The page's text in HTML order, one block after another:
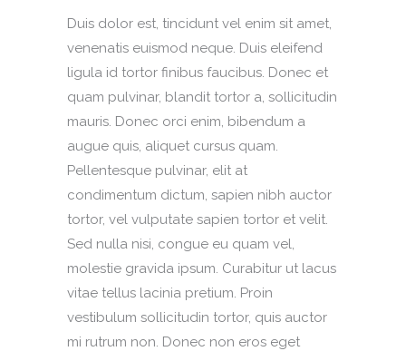
Duis dolor est, tincidunt vel enim sit amet,
venenatis euismod neque. Duis eleifend
ligula id tortor finibus faucibus. Donec et
quam pulvinar, blandit tortor a, sollicitudin
mauris. Donec orci enim, bibendum a
augue quis, aliquet cursus quam.
Pellentesque pulvinar, elit at
condimentum dictum, sapien nibh auctor
tortor, vel vulputate sapien tortor et velit.
Sed nulla nisi, congue eu quam vel,
molestie gravida ipsum. Curabitur ut lacus
vitae tellus lacinia pretium. Proin
vestibulum sollicitudin tortor, quis auctor
mi rutrum non. Donec non eros eget